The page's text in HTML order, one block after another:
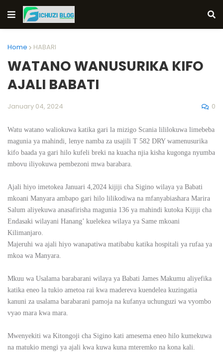
Home HABARI
WATANO WANUSURIKA KIFO
AJALI BABATI
January 04, 2024 0
Watu watano waliokuwa katika gari la mizigo Scania lililokuwa limebeba
magunia ya mahindi, lenye namba za usajili T 582 DRY wamenusurika
kifo baada ya gari hilo kufeli breki na kuacha njia kisha kugonga nyumba
mbovu iliyokuwa pembezoni mwa barabara.
Ajali hiyo imetokea Januari 4,2024 kijiji cha Sigino wilaya ya Babati
mkoani Manyara ambapo gari hilo lilikodiwa na mfanyabiashara Marira
Salum aliyekuwa anasafirisha magunia 136 ya mahindi kutoka Kijiji cha
Endasaki wilayani Hanang’ kuelekea wilaya ya Same mkoani
Kilimanjaro.
Majeruhi wa ajali hiyo wanapatiwa matibabu katika hospitali ya rufaa ya
mkoa wa Manyara.
Mkuu wa Usalama barabarani wilaya ya Babati James Makumu aliyefika
katika eneo la tukio ametoa rai kwa madereva kuendelea kuzingatia
kanuni za usalama barabarani pamoja na kufanya uchunguzi wa vyombo
vyao mara kwa mara.
Mwenyekiti wa Kitongoji cha Sigino kati amesema eneo hilo kumekuwa
na matukio mengi ya ajali kwa kuwa kuna mteremko na kona kali.